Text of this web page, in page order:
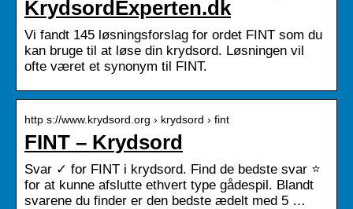
KrydsordExperten.dk
Vi fandt 145 løsningsforslag for ordet FINT som du
kan bruge til at løse din krydsord. Løsningen vil
ofte været et synonym til FINT.
http s://www.krydsord.org › krydsord › fint
FINT – Krydsord
Svar ✓ for FINT i krydsord. Find de bedste svar ⭐
for at kunne afslutte ethvert type gådespil. Blandt
svarene du finder er den bedste ædelt med 5 …